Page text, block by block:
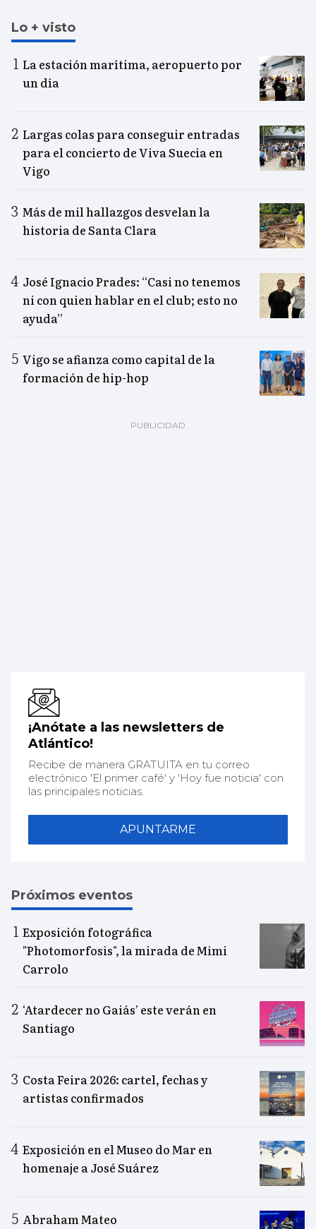
Lo + visto
La estación marítima, aeropuerto por
un día
Largas colas para conseguir entradas
para el concierto de Viva Suecia en
Vigo
Más de mil hallazgos desvelan la
historia de Santa Clara
José Ignacio Prades: “Casi no tenemos
ni con quien hablar en el club; esto no
ayuda”
Vigo se afianza como capital de la
formación de hip-hop
¡Anótate a las newsletters de
Atlántico!
Recibe de manera GRATUITA en tu correo
electrónico 'El primer café' y 'Hoy fue noticia' con
las principales noticias.
APUNTARME
Próximos eventos
Exposición fotográfica
"Photomorfosis", la mirada de Mimi
Carrolo
‘Atardecer no Gaiás’ este verán en
Santiago
Costa Feira 2026: cartel, fechas y
artistas confirmados
Exposición en el Museo do Mar en
homenaje a José Suárez
Abraham Mateo